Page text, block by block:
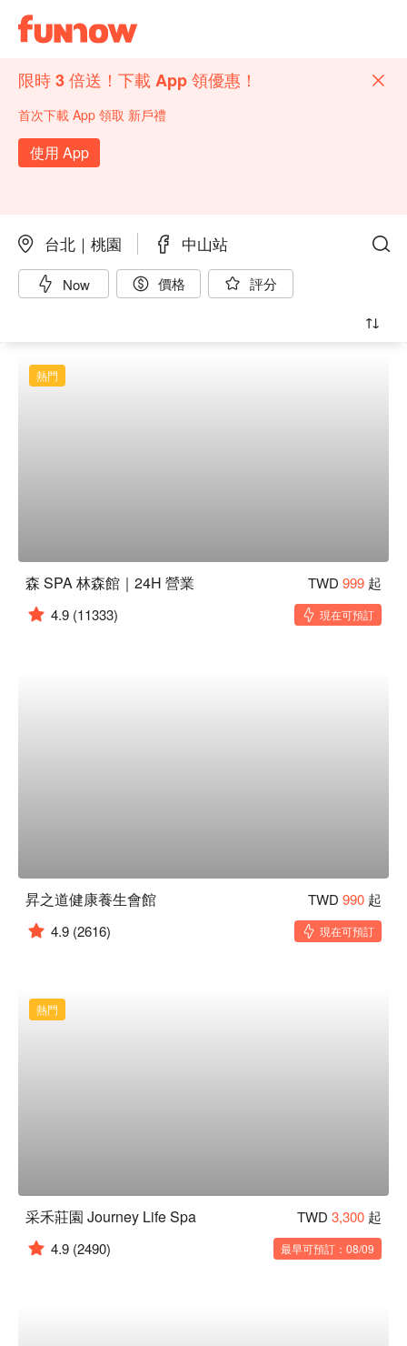
限時 3 倍送！下載 App 領優惠！
首次下載 App 領取 新戶禮
使用 App
台北｜桃園 中山站
Now 價格 評分
熱門
森 SPA 林森館｜24H 營業 TWD 999 起
4.9 (11333) 現在可預訂
昇之道健康養生會館 TWD 990 起
4.9 (2616) 現在可預訂
熱門
采禾莊園 Journey Life Spa TWD 3,300 起
4.9 (2490) 最早可預訂：08/09